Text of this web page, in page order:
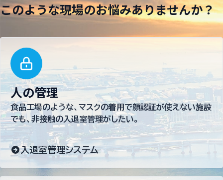
このような現場のお悩みありませんか？
人の管理
食品工場のような、マスクの着用で顔認証が使えない施設
でも、非接触の入退室管理がしたい。
入退室管理システム